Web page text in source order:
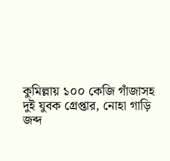
কুমিল্লায় ১০০ কেজি গাঁজাসহ
দুই যুবক গ্রেপ্তার, নোহা গাড়ি
জব্দ